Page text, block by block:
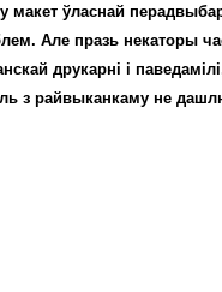
макет ўласнай
Але празь некаторы
друкарні і
з райвыканкаму не